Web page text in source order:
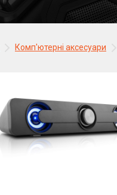
Комп'ютерні аксесуари